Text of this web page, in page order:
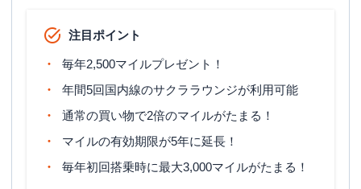
ETCカード発行手数料
無料～1,100円（税込）
ポイント名 JALマイル
注目ポイント
毎年2,500マイルプレゼント！
年間5回国内線のサクララウンジが利用可能
通常の買い物で2倍のマイルがたまる！
マイルの有効期限が5年に延長！
毎年初回搭乗時に最大3,000マイルがたまる！